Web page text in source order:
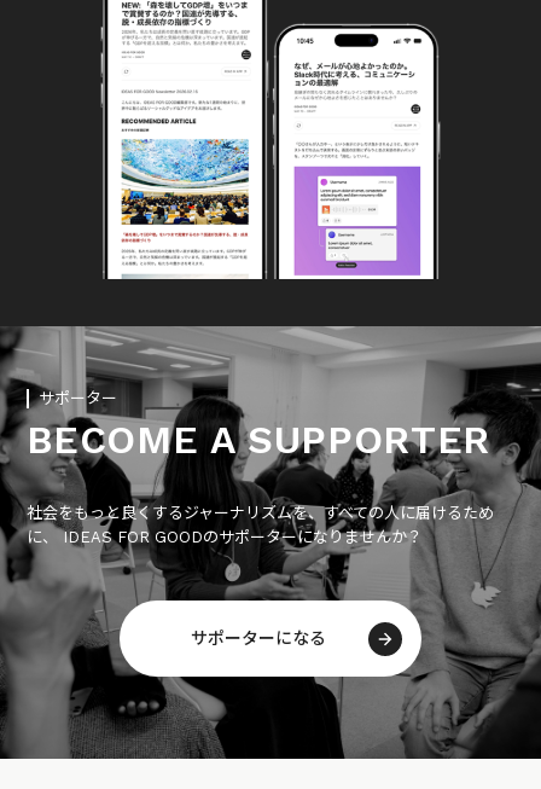
サポーター
BECOME A SUPPORTER
社会をもっと良くするジャーナリズムを、すべての人に届けるため
に、 IDEAS FOR GOODのサポーターになりませんか？
サポーターになる